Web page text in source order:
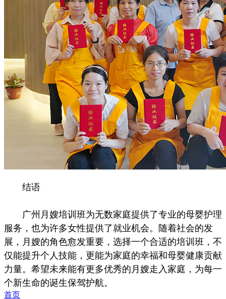
结语
广州月嫂培训班为无数家庭提供了专业的母婴护理
服务，也为许多女性提供了就业机会。随着社会的发
展，月嫂的角色愈发重要，选择一个合适的培训班，不
仅能提升个人技能，更能为家庭的幸福和母婴健康贡献
力量。希望未来能有更多优秀的月嫂走入家庭，为每一
个新生命的诞生保驾护航。
首页